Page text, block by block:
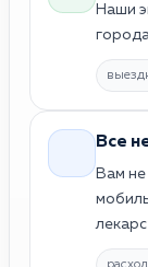
Наши
Все
Вам не